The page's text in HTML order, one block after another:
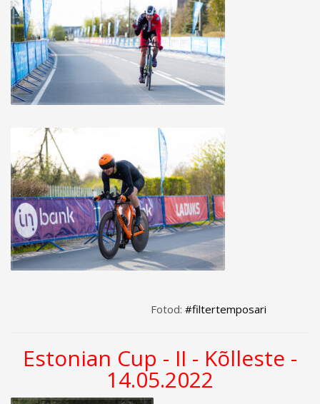
Fotod: #filtertemposari
Estonian Cup - II - Kõlleste -
14.05.2022